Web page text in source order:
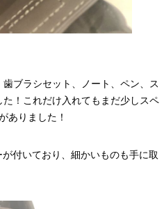
ブラシセット、ノート、ペン、ス
！これだけ入れてもまだ少しスペ
ありました！
付いており、細かいものも手に取